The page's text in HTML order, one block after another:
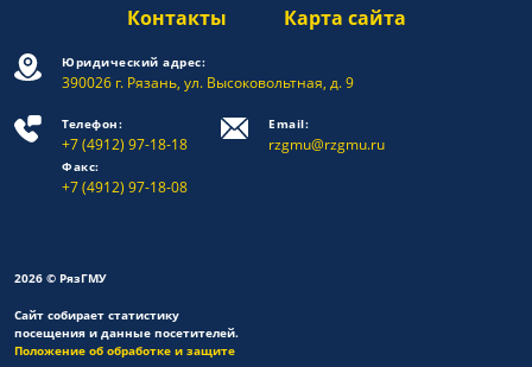
Контакты Карта сайта
Юридический адрес:
390026 г. Рязань, ул. Высоковольтная, д. 9
Телефон:
+7 (4912) 97-18-18
Факс:
+7 (4912) 97-18-08
Email:
rzgmu@rzgmu.ru
2026 © РязГМУ
Сайт собирает статистику
посещения и данные посетителей.
Положение об обработке и защите